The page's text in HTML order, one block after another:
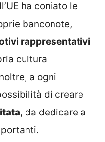
ha coniato le
banconote,
rappresentativi
cultura
a ogni
di creare
, da dedicare a